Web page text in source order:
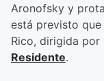
Aronofsky y
está previsto
Rico, dirigida por
Residente.